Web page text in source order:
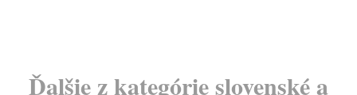
Ďalšie z kategórie slovenské a